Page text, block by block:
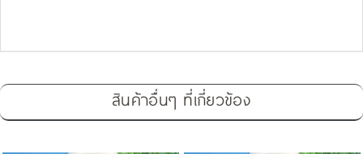
สินค้าอื่นๆ ที่เกี่ยวข้อง